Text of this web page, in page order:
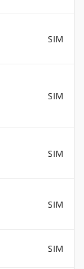
SIM
SIM
SIM
SIM
SIM